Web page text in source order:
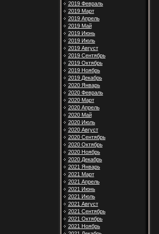
2019 Февраль
2019 Март
2019 Апрель
2019 Май
2019 Июнь
2019 Июль
2019 Август
2019 Сентябрь
2019 Октябрь
2019 Ноябрь
2019 Декабрь
2020 Январь
2020 Февраль
2020 Март
2020 Апрель
2020 Май
2020 Июль
2020 Август
2020 Сентябрь
2020 Октябрь
2020 Ноябрь
2020 Декабрь
2021 Январь
2021 Март
2021 Апрель
2021 Июнь
2021 Июль
2021 Август
2021 Сентябрь
2021 Октябрь
2021 Ноябрь